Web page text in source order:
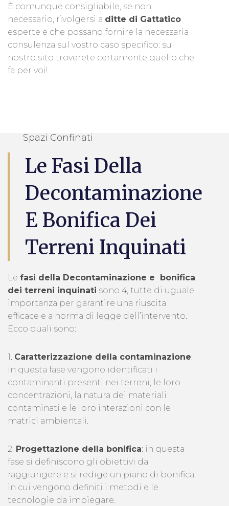
È comunque consigliabile, se non
necessario, rivolgersi a ditte di Gattatico
esperte e che possano fornire la necessaria
consulenza sul vostro caso specifico: sul
nostro sito troverete certamente quello che
fa per voi!
Spazi Confinati
Le Fasi Della
Decontaminazione
E Bonifica Dei
Terreni Inquinati
Le fasi della Decontaminazione e bonifica
dei terreni inquinati sono 4, tutte di uguale
importanza per garantire una riuscita
efficace e a norma di legge dell’intervento.
Ecco quali sono:
1. Caratterizzazione della contaminazione:
in questa fase vengono identificati i
contaminanti presenti nei terreni, le loro
concentrazioni, la natura dei materiali
contaminati e le loro interazioni con le
matrici ambientali.
2. Progettazione della bonifica: in questa
fase si definiscono gli obiettivi da
raggiungere e si redige un piano di bonifica,
in cui vengono definiti i metodi e le
tecnologie da impiegare.